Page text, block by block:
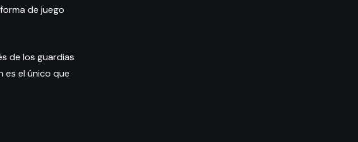
de juego
de los guardias
es el único que